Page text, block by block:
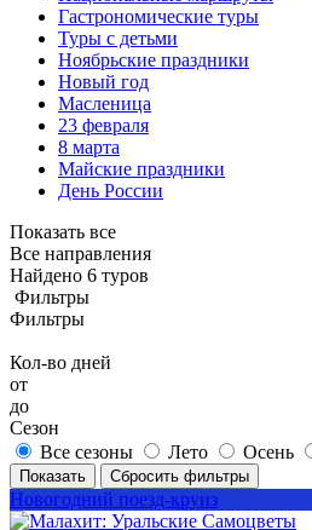
Гастрономические туры
Туры с детьми
Ноябрьские праздники
Новый год
Масленица
23 февраля
8 марта
Майские праздники
День России
Показать все
Все направления
Найдено 6 туров
Фильтры
Фильтры
Кол-во дней
от
до
Сезон
Все сезоны
Лето Осень
Показать Сбросить фильтры
Новогодний поезд-круиз